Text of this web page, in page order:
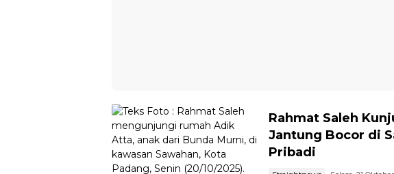
Rahmat Saleh
Jantung Bocor di
Pribadi